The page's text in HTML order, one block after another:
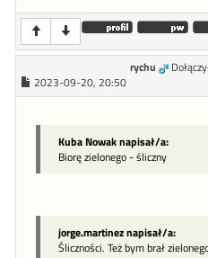
rychu
2023-09-20, 20:50
Kuba Nowak napisał/a:
Biorę zielonego - śliczny
jorge.martinez napisał/a:
Śliczności. Też bym brał